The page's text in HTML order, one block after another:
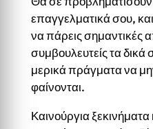
επαγγελματικά σου,
να πάρεις σημαντικές
συμβουλευτείς τα δικά
μερικά πράγματα να
φαίνονται.
Καινούργια